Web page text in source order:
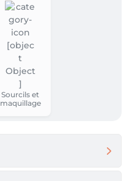
Sourcils et
maquillage